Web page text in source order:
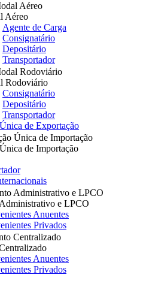
Aéreo
Aéreo
Agente de Carga
Consignatário
Depositário
Transportador
Rodoviário
Rodoviário
Consignatário
Depositário
Transportador
de Exportação
Única de Importação
de Importação
Administrativo e LPCO
e LPCO
Anuentes
Privados
Centralizado
Anuentes
Privados